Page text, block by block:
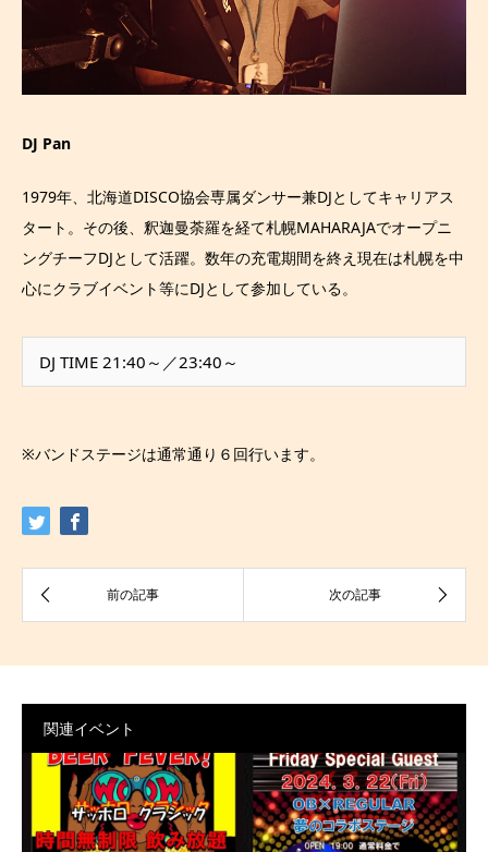
DJ Pan
1979年、北海道DISCO協会専属ダンサー兼DJとしてキャリアス
タート。その後、釈迦曼荼羅を経て札幌MAHARAJAでオープニ
ングチーフDJとして活躍。数年の充電期間を終え現在は札幌を中
心にクラブイベント等にDJとして参加している。
DJ TIME 21:40～／23:40～
※バンドステージは通常通り６回行います。
関連イベント